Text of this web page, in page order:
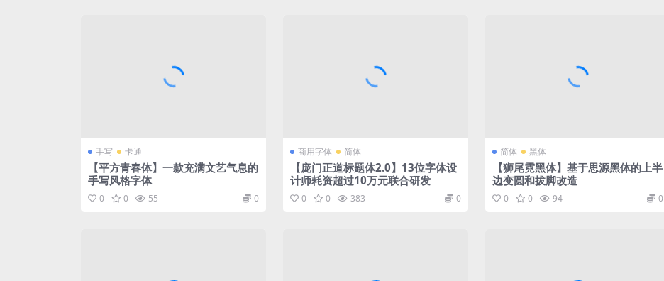
手写 卡通
【平方青春体】一款充满文艺气息的
手写风格字体
0 0 55 0
商用字体 简体
【庞门正道标题体2.0】13位字体设
计师耗资超过10万元联合研发
0 0 383 0
简体 黑体
【狮尾霓黑体】基于思源黑体的上半
边变圆和拔脚改造
0 0 94 0